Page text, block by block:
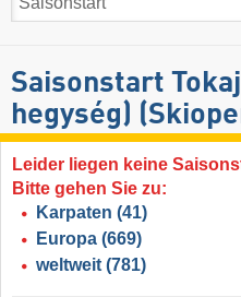
Saisonstart
hegység)
Leider liegen keine
Bitte gehen Sie zu:
Karpaten (41)
Europa (669)
weltweit (781)